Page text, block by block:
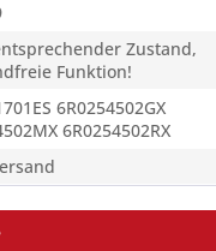
Zustand,
Funktion!
6R0254502GX
6R0254502RX